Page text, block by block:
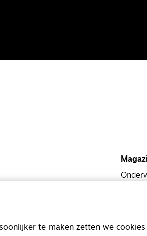
Kvk-
te maken zetten we